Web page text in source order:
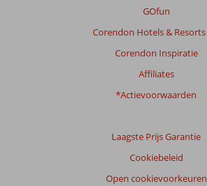
GOfun
Corendon Hotels & Resorts
Corendon Inspiratie
Affiliates
*Actievoorwaarden
Laagste Prijs Garantie
Cookiebeleid
Open cookievoorkeuren